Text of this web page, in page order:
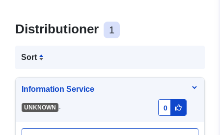
Distributioner 1
Sort
Information Service
UNKNOWN - 0